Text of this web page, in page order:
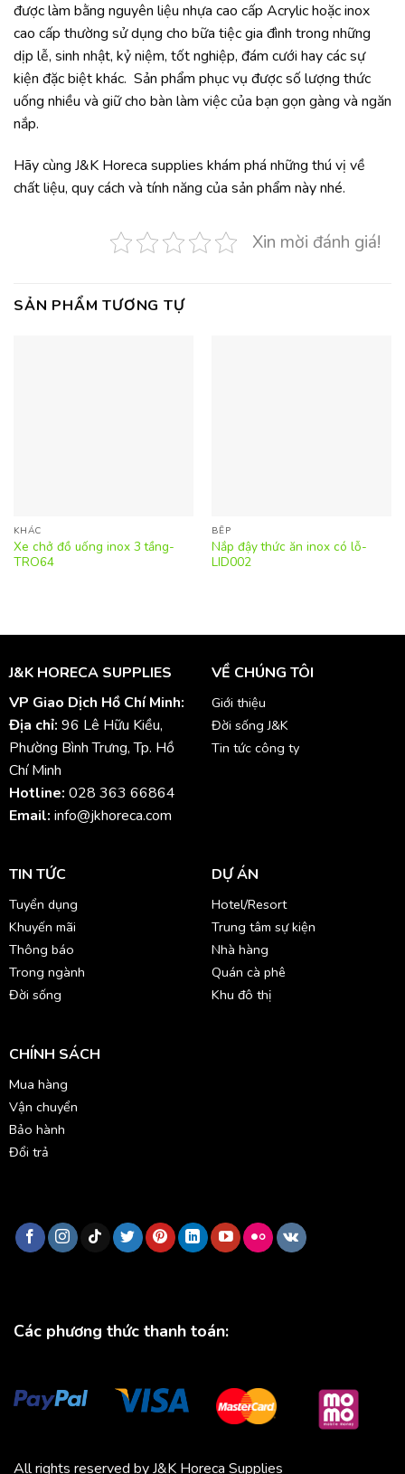
được làm bằng nguyên liệu nhựa cao cấp Acrylic hoặc inox
cao cấp thường sử dụng cho bữa tiệc gia đình trong những
dịp lễ, sinh nhật, kỷ niệm, tốt nghiệp, đám cưới hay các sự
kiện đặc biệt khác. Sản phẩm phục vụ được số lượng thức
uống nhiều và giữ cho bàn làm việc của bạn gọn gàng và ngăn
nắp.
Hãy cùng J&K Horeca supplies khám phá những thú vị về
chất liệu, quy cách và tính năng của sản phẩm này nhé.
Xin mời đánh giá!
SẢN PHẨM TƯƠNG TỰ
KHÁC
Xe chở đồ uống inox 3 tầng-
TRO64
BẾP
Nắp đậy thức ăn inox có lỗ-
LID002
J&K HORECA SUPPLIES
VP Giao Dịch Hồ Chí Minh:
Địa chỉ: 96 Lê Hữu Kiều,
Phường Bình Trưng, Tp. Hồ
Chí Minh
Hotline: 028 363 66864
Email: info@jkhoreca.com
VỀ CHÚNG TÔI
Giới thiệu
Đời sống J&K
Tin tức công ty
TIN TỨC
Tuyển dụng
Khuyến mãi
Thông báo
Trong ngành
Đời sống
DỰ ÁN
Hotel/Resort
Trung tâm sự kiện
Nhà hàng
Quán cà phê
Khu đô thị
CHÍNH SÁCH
Mua hàng
Vận chuyển
Bảo hành
Đổi trả
Các phương thức thanh toán:
All rights reserved by J&K Horeca Supplies